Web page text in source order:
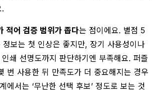
적어 검증 범위가 좁다는 점이에요. 별점 5
정보는 첫 인상은 좋지만, 장기 사용성이나
쇄 선명도까지 판단하기엔 부족해요. 퍼즐
번 사용한 뒤 만족도가 더 중요해지는 경우
에서는 ‘무난한 선택 후보’ 정도로 보는 것